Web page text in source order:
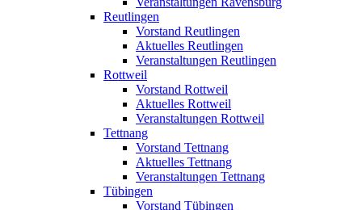
Reutlingen
Vorstand Reutlingen
Aktuelles Reutlingen
Veranstaltungen Reutlingen
Rottweil
Vorstand Rottweil
Aktuelles Rottweil
Veranstaltungen Rottweil
Tettnang
Vorstand Tettnang
Aktuelles Tettnang
Veranstaltungen Tettnang
Tübingen
Vorstand Tübingen